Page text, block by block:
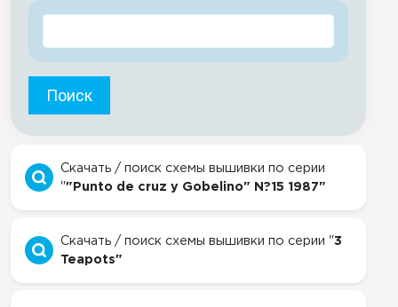
Поиск
Скачать / поиск схемы вышивки по серии
""Punto de cruz y Gobelino" N?15 1987"
Скачать / поиск схемы вышивки по серии "3
Teapots"